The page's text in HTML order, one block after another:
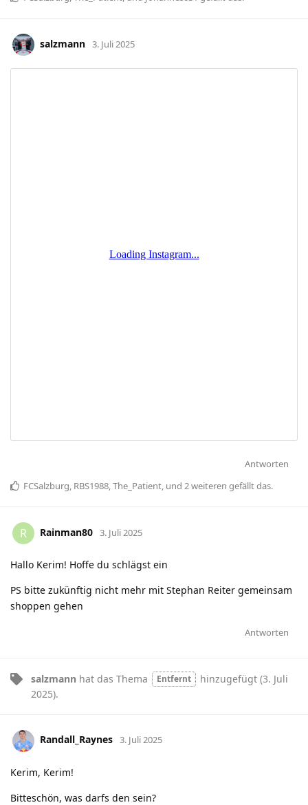
salzmann 3. Juli 2025
Antworten
FCSalzburg, RBS1988,The_Patient, und 2weiteren gefällt das.
R Rainman80 3. Juli 2025
Hallo Kerim! Hoffe du schlägst ein
PS bitte zukünftig nicht mehr mit Stephan Reiter gemeinsam
shoppen gehen
Antworten
salzmann hat das Thema Entfernt hinzugefügt (3. Juli
2025).
Randall_Raynes 3. Juli 2025
Kerim, Kerim!
Bitteschön, was darfs den sein?